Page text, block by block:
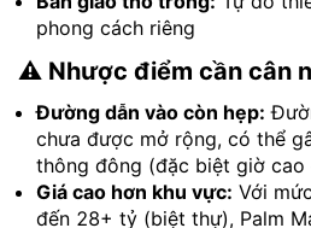
phong cách riêng
⚠️ Nhược điểm cần cân
Đường dẫn vào còn hẹp:
chưa được mở rộng, có thể
thông đông (đặc biệt giờ cao
Giá cao hơn khu vực: Với
đến 28+ tỷ (biệt thự), Palm